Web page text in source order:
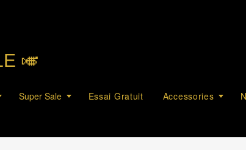
🎺︎
Super Sale Essai Gratuit Accessories